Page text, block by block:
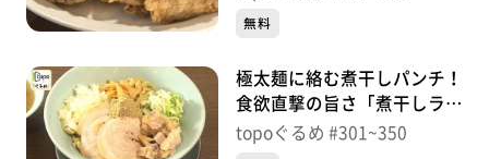
無料
極太麺に絡む煮干しパンチ！
食欲直撃の旨さ「煮干しラー
メン松した」（富谷市鷹乃
topoぐるめ #301~350